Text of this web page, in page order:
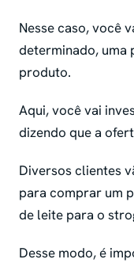
Nesse caso, você
determinado, uma
produto.
Aqui, você vai
dizendo que a
Diversos clientes
para comprar um
de leite para o
Desse modo, é